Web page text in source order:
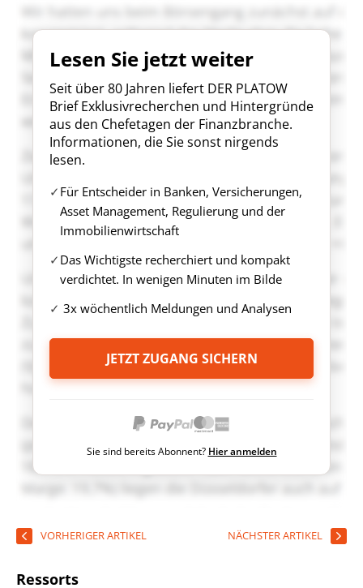
Lesen Sie jetzt weiter
Seit über 80 Jahren liefert DER PLATOW
Brief Exklusivrecherchen und Hintergründe
aus den Chefetagen der Finanzbranche.
Informationen, die Sie sonst nirgends
lesen.
Für Entscheider in Banken, Versicherungen,
Asset Management, Regulierung und der
Immobilienwirtschaft
Das Wichtigste recherchiert und kompakt
verdichtet. In wenigen Minuten im Bilde
3x wöchentlich Meldungen und Analysen
JETZT ZUGANG SICHERN
Sie sind bereits Abonnent? Hier anmelden
VORHERIGER ARTIKEL NÄCHSTER ARTIKEL
Ressorts